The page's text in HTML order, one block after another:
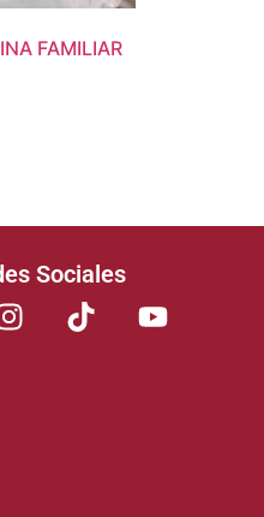
FAMILIAR
Sociales